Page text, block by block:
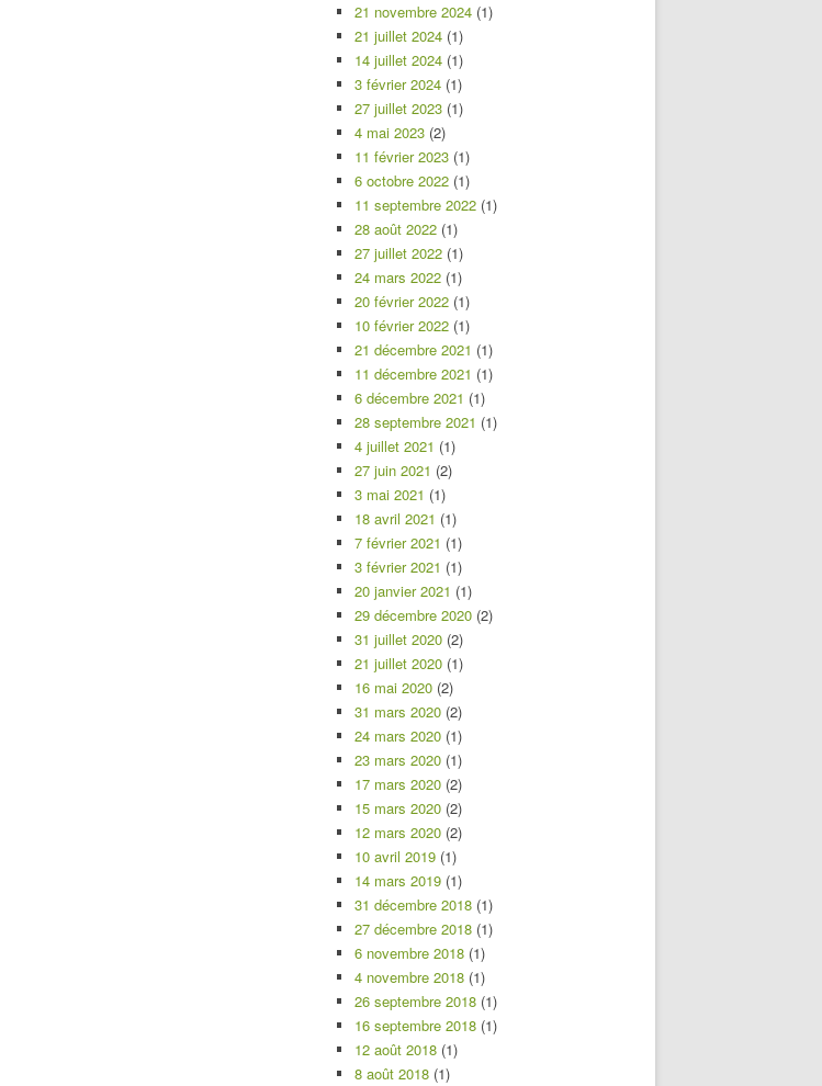
21 novembre 2024 (1)
21 juillet 2024 (1)
14 juillet 2024 (1)
3 février 2024 (1)
27 juillet 2023 (1)
4 mai 2023 (2)
11 février 2023 (1)
6 octobre 2022 (1)
11 septembre 2022 (1)
28 août 2022 (1)
27 juillet 2022 (1)
24 mars 2022 (1)
20 février 2022 (1)
10 février 2022 (1)
21 décembre 2021 (1)
11 décembre 2021 (1)
6 décembre 2021 (1)
28 septembre 2021 (1)
4 juillet 2021 (1)
27 juin 2021 (2)
3 mai 2021 (1)
18 avril 2021 (1)
7 février 2021 (1)
3 février 2021 (1)
20 janvier 2021 (1)
29 décembre 2020 (2)
31 juillet 2020 (2)
21 juillet 2020 (1)
16 mai 2020 (2)
31 mars 2020 (2)
24 mars 2020 (1)
23 mars 2020 (1)
17 mars 2020 (2)
15 mars 2020 (2)
12 mars 2020 (2)
10 avril 2019 (1)
14 mars 2019 (1)
31 décembre 2018 (1)
27 décembre 2018 (1)
6 novembre 2018 (1)
4 novembre 2018 (1)
26 septembre 2018 (1)
16 septembre 2018 (1)
12 août 2018 (1)
8 août 2018 (1)